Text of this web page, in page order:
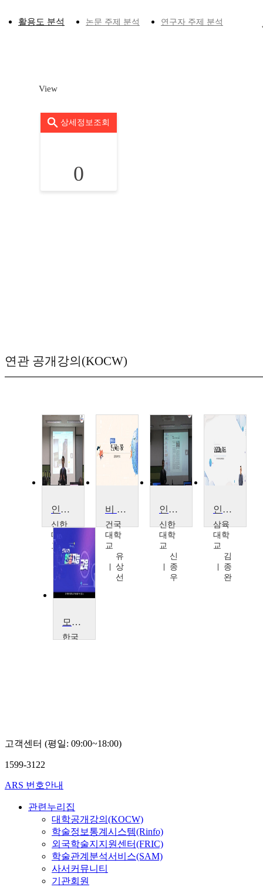
활용도 분석 논문 주제 분석 연구자 주제 분석
View
상세정보조회
0
연관 공개강의(KOCW)
인공지능(AI)을 활용한 하이브리드 교수법 1일차
신한
대학
교
신
종
비 전공자 인공지능 기초 이해
건국
대학
교
유
상
선
인공지능(AI)을 활용한 하이브리드 교수법 2일차
신한
대학
교
신
종
우
인공지능 기초
삼육
대학
교
김
종
완
모두를 위한 인공지능 교육
한국
술
고객센터 (평일: 09:00~18:00)
1599-3122
ARS 번호안내
관련누리집
대학공개강의(KOCW)
학술정보통계시스템(Rinfo)
외국학술지지원센터(FRIC)
학술관계분석서비스(SAM)
사서커뮤니티
기관회원